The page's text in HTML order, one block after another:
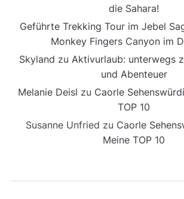
die Sahara!
Geführte Trekking Tour im Jebel
Monkey Fingers Canyon im
Skyland zu Aktivurlaub: unterwegs
und Abenteuer
Melanie Deisl zu Caorle
TOP 10
Susanne Unfried zu Caorle
Meine TOP 10